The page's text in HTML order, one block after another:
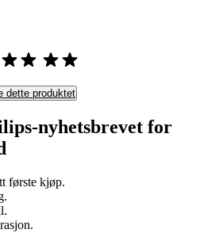
dette produktet
nyhetsbrevet for
første kjøp.